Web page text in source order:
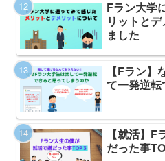
Fラン大学
リットと
ました
【Fラン
て一発逆
【就活】
だった事